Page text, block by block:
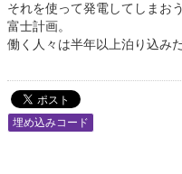
それを使って発電してしまお
富士計画。
働く人々は半年以上泊り込み
埋め込みコード